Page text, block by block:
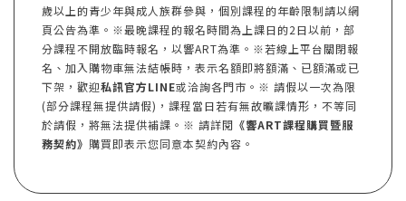
歲以上的青少年與成人族群參與，個別課程的年齡限制請以網
頁公告為準。※最晚課程的報名時間為上課日的2日以前，部
分課程不開放臨時報名，以響ART為準。※若線上平台關閉報
名、加入購物車無法結帳時，表示名額即將額滿、已額滿或已
下架，歡迎私訊官方LINE或洽詢各門市。※ 請假以一次為限
(部分課程無提供請假)，課程當日若有無故曠課情形，不等同
於請假，將無法提供補課。※ 請詳閱 《響ART課程購買暨服
務契約》 購買即表示您同意本契約內容。